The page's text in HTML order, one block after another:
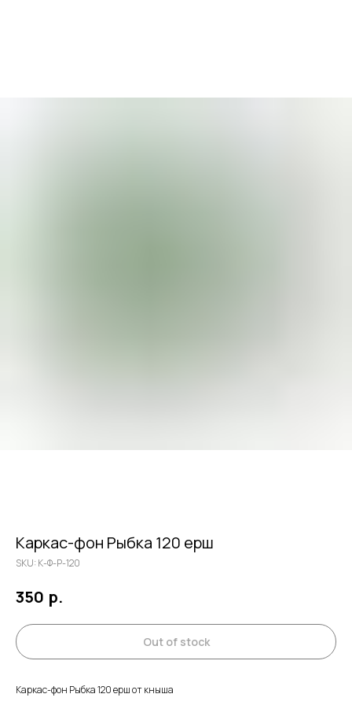
Каркас-фон Рыбка 120 ерш
SKU: К-Ф-Р-120
350 р.
Out of stock
Каркас-фон Рыбка 120 ерш от кныша